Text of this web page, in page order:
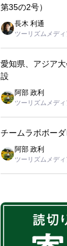
第35の2号）
長木 利通
ツーリズムメディ
愛知県、アジア
設
阿部 政利
ツーリズムメディ
チームラボボー
阿部 政利
ツーリズムメディ